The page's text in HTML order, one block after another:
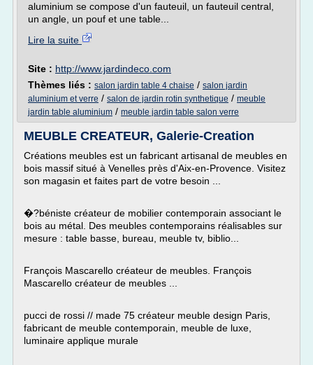
aluminium se compose d'un fauteuil, un fauteuil central,
un angle, un pouf et une table...
Lire la suite
Site : http://www.jardindeco.com
Thèmes liés : salon jardin table 4 chaise / salon jardin
aluminium et verre / salon de jardin rotin synthetique / meuble
jardin table aluminium / meuble jardin table salon verre
MEUBLE CREATEUR, Galerie-Creation
Créations meubles est un fabricant artisanal de meubles en
bois massif situé à Venelles près d'Aix-en-Provence. Visitez
son magasin et faites part de votre besoin ...
�?béniste créateur de mobilier contemporain associant le
bois au métal. Des meubles contemporains réalisables sur
mesure : table basse, bureau, meuble tv, biblio...
François Mascarello créateur de meubles. François
Mascarello créateur de meubles ...
pucci de rossi // made 75 créateur meuble design Paris,
fabricant de meuble contemporain, meuble de luxe,
luminaire applique murale